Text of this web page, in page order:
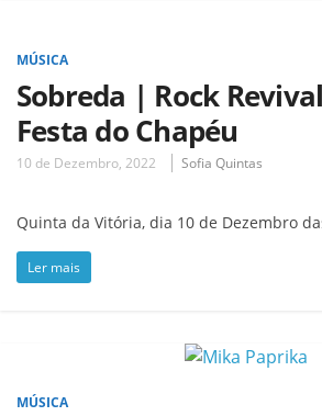
MÚSICA
Sobreda | Rock
Festa do Chapéu
10 de Dezembro, 2022 Sofia Quintas
Quinta da Vitória, dia 10 de Dezembro
Ler mais
MÚSICA